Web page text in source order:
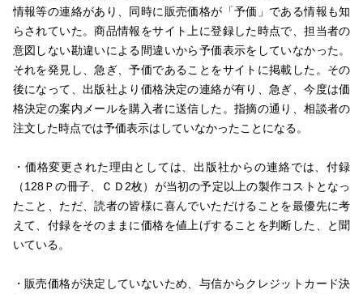
情報等の連絡があり、同時に販売価格が「予価」である情報も知
らされていた。商品情報をサイト上に登録した時点で、担当者の
意図しない勘違いによる間違いから予価表示をしていなかった。
それを発見し、急ぎ、予価であることをサイトに掲載した。その
後になって、出版社より価格決定の連絡が有り、急ぎ、今度は価
格決定の案内メールを購入者に送信した。指摘の通り、相談者の
注文した時点では予価表示はしていなかったことになる。
・価格変更された理由としては、出版社からの連絡では、付録
（128Ｐの冊子、ＣＤ2枚）が当初の予定以上の製作コストとなっ
たこと、ただ、読者の皆様に喜んでいただけることを最優先に考
えて、付録をそのままに価格を値上げすることを判断した、と聞
いている。
・販売価格が決定していないため、与信からクレジットカード決